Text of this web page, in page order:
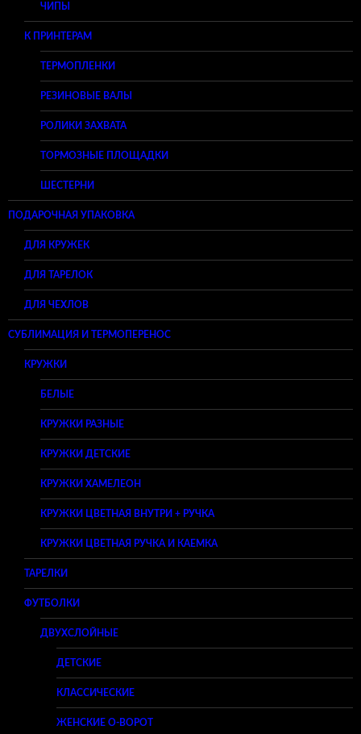
ЧИПЫ
К ПРИНТЕРАМ
ТЕРМОПЛЕНКИ
РЕЗИНОВЫЕ ВАЛЫ
РОЛИКИ ЗАХВАТА
ТОРМОЗНЫЕ ПЛОЩАДКИ
ШЕСТЕРНИ
ПОДАРОЧНАЯ УПАКОВКА
ДЛЯ КРУЖЕК
ДЛЯ ТАРЕЛОК
ДЛЯ ЧЕХЛОВ
СУБЛИМАЦИЯ И ТЕРМОПЕРЕНОС
КРУЖКИ
БЕЛЫЕ
КРУЖКИ РАЗНЫЕ
КРУЖКИ ДЕТСКИЕ
КРУЖКИ ХАМЕЛЕОН
КРУЖКИ ЦВЕТНАЯ ВНУТРИ + РУЧКА
КРУЖКИ ЦВЕТНАЯ РУЧКА И КАЕМКА
ТАРЕЛКИ
ФУТБОЛКИ
ДВУХСЛОЙНЫЕ
ДЕТСКИЕ
КЛАССИЧЕСКИЕ
ЖЕНСКИЕ O-ВОРОТ